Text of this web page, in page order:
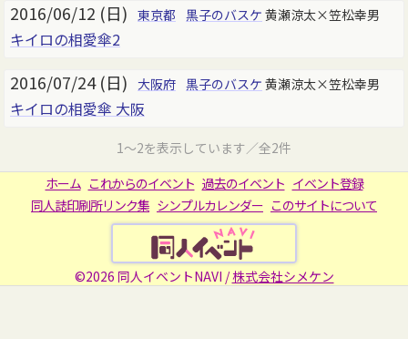
2016/06/12 (日) 東京都 黒子のバスケ 黄瀬涼太×笠松幸男
キイロの相愛傘2
2016/07/24 (日) 大阪府 黒子のバスケ 黄瀬涼太×笠松幸男
キイロの相愛傘 大阪
1～2を表示しています／全2件
ホーム これからのイベント 過去のイベント イベント登録
同人誌印刷所リンク集 シンプルカレンダー このサイトについて
©2026 同人イベントNAVI /株式会社シメケン